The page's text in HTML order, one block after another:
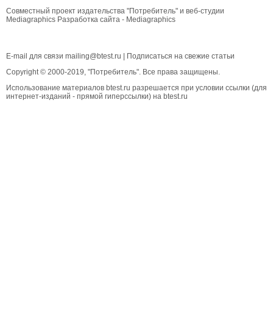
Совместный проект издательства "Потребитель" и веб-студии
Mediagraphics Разработка сайта - Mediagraphics
E-mail для связи mailing@btest.ru
Подписаться на свежие статьи
Copyright © 2000-2019, "Потребитель". Все права защищены.
Использование материалов btest.ru разрешается при условии ссылки (для
интернет-изданий - прямой гиперссылки) на btest.ru